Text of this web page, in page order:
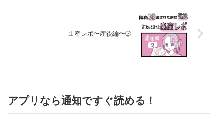
出産レポ〜産後編〜②
アプリなら通知ですぐ読める！